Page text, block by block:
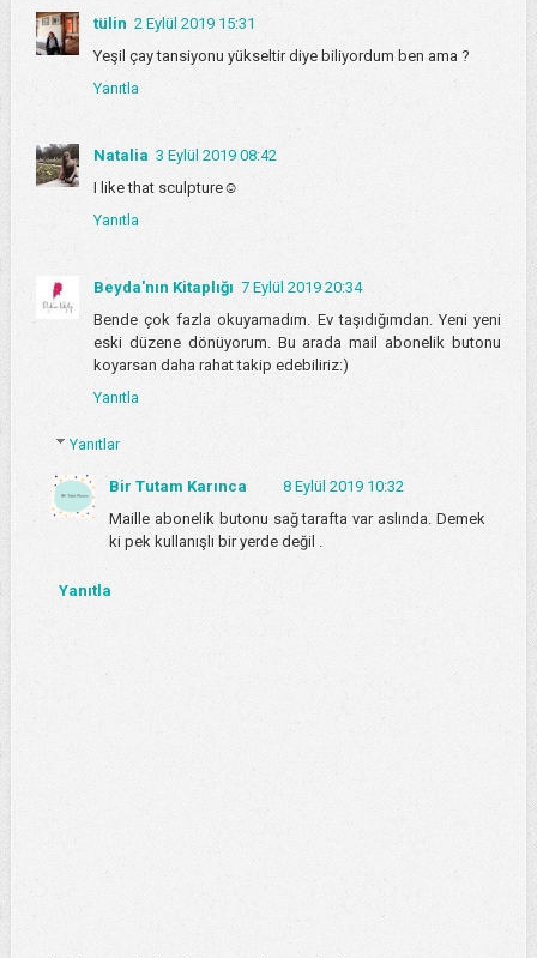
tülin 2 Eylül 2019 15:31
Yeşil çay tansiyonu yükseltir diye biliyordum ben ama ?
Yanıtla
Natalia 3 Eylül 2019 08:42
I like that sculpture☺
Yanıtla
Beyda'nın Kitaplığı 7 Eylül 2019 20:34
Bende çok fazla okuyamadım. Ev taşıdığımdan. Yeni yeni
eski düzene dönüyorum. Bu arada mail abonelik butonu
koyarsan daha rahat takip edebiliriz:)
Yanıtla
Yanıtlar
Bir Tutam Karınca
8 Eylül 2019 10:32
Maille abonelik butonu sağ tarafta var aslında. Demek
ki pek kullanışlı bir yerde değil .
Yanıtla